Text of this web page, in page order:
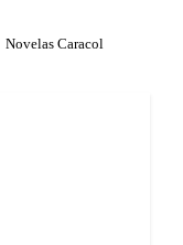
Novelas Caracol